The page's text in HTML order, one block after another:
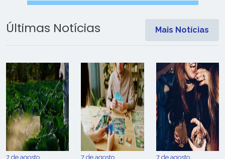
Últimas Notícias Mais Notícias
7 de agosto 7 de agosto 7 de agosto